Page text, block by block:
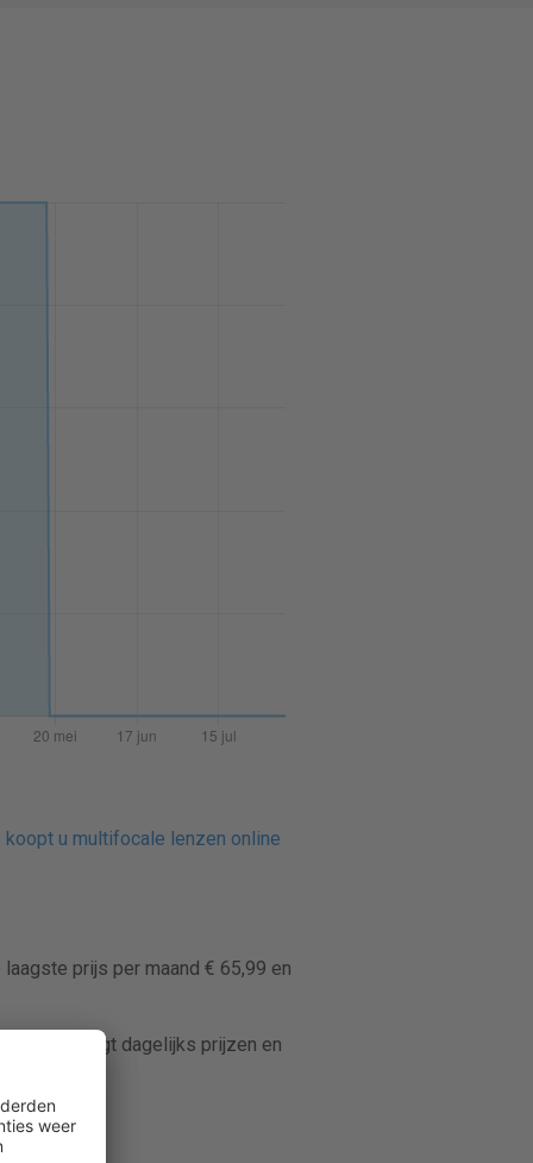
koopt u multifocale lenzen online
prijs per maand € 65,99 en
volgt dagelijks prijzen en